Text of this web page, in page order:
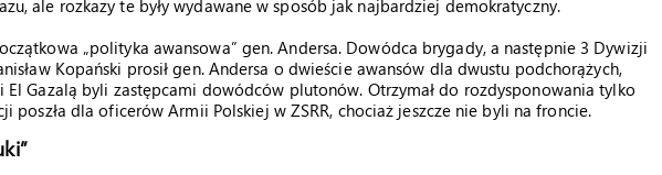
ale rozkazy te były wydawane w sposób jak najbardziej demokratyczny.
„polityka awansowa” gen. Andersa. Dowódca brygady, a następnie 3 Dywizji
Kopański prosił gen. Andersa o dwieście awansów dla dwustu podchorążych,
Gazalą byli zastępcami dowódców plutonów. Otrzymał do rozdysponowania tylko
poszła dla oficerów Armii Polskiej w ZSRR, chociaż jeszcze nie byli na froncie.